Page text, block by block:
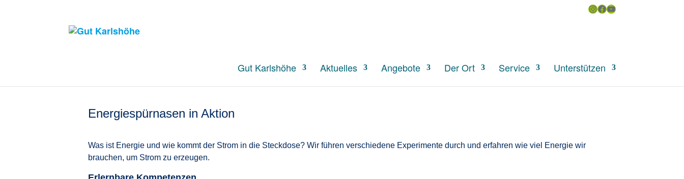
Gut Karlshöhe Aktuelles Angebote Der Ort Service Unterstützen
Instagram
Facebook
YouTube
Energiespürnasen in Aktion
Was ist Energie und wie kommt der Strom in die Steckdose? Wir führen verschiedene Experimente durch und erfahren wie viel Energie wir
brauchen, um Strom zu erzeugen.